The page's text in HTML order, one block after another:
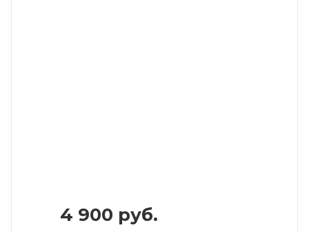
4 900 руб.